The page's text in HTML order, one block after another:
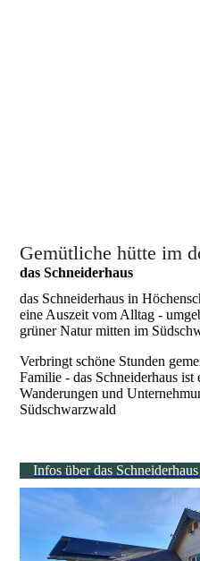
Gemütliche hütte im
das Schneiderhaus
das Schneiderhaus in
eine Auszeit vom Alltag -
grüner Natur mitten im
Verbringt schöne Stunden
Familie - das Schneiderhaus
Wanderungen und
Südschwarzwald
Infos über das Schneiderhaus